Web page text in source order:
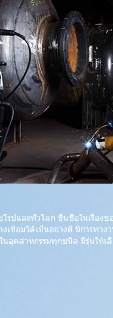
โรปและทั่วโลก ขึ้นชื่อในเรื่อ
เชื่อมได้เป็นอย่างดี มีการทำ
นอุตสาหกรรมทุกชนิด มีรุ่นให้